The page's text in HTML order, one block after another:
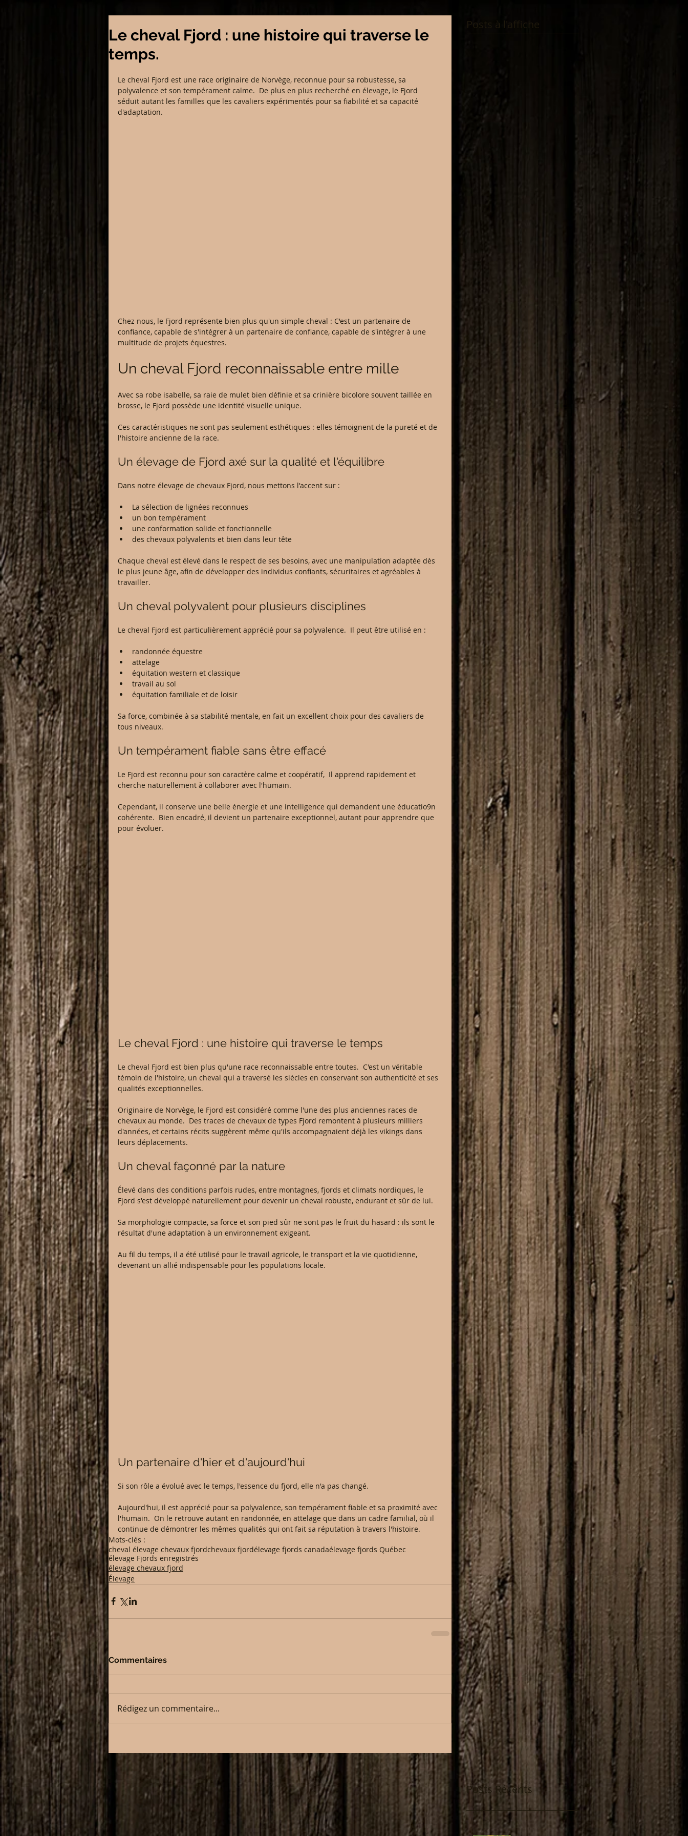
Le cheval Fjord : une histoire qui traverse le
temps.
Le cheval Fjord est une race originaire de Norvège, reconnue pour sa robustesse, sa
polyvalence et son tempérament calme.  De plus en plus recherché en élevage, le Fjord
séduit autant les familles que les cavaliers expérimentés pour sa fiabilité et sa capacité
d'adaptation.
Chez nous, le Fjord représente bien plus qu'un simple cheval : C'est un partenaire de
confiance, capable de s'intégrer à un partenaire de confiance, capable de s'intégrer à une
multitude de projets équestres.
Un cheval Fjord reconnaissable entre mille
Avec sa robe isabelle, sa raie de mulet bien définie et sa crinière bicolore souvent taillée en
brosse, le Fjord possède une identité visuelle unique.
Ces caractéristiques ne sont pas seulement esthétiques : elles témoignent de la pureté et de
l'histoire ancienne de la race.
Un élevage de Fjord axé sur la qualité et l'équilibre
Dans notre élevage de chevaux Fjord, nous mettons l'accent sur :
La sélection de lignées reconnues
un bon tempérament
une conformation solide et fonctionnelle
des chevaux polyvalents et bien dans leur tête
Chaque cheval est élevé dans le respect de ses besoins, avec une manipulation adaptée dès
le plus jeune âge, afin de développer des individus confiants, sécuritaires et agréables à
travailler.
Un cheval polyvalent pour plusieurs disciplines
Le cheval Fjord est particulièrement apprécié pour sa polyvalence.  Il peut être utilisé en :
randonnée équestre
attelage
équitation western et classique
travail au sol
équitation familiale et de loisir
Sa force, combinée à sa stabilité mentale, en fait un excellent choix pour des cavaliers de
tous niveaux.
Un tempérament fiable sans être effacé
Le Fjord est reconnu pour son caractère calme et coopératif,  Il apprend rapidement et
cherche naturellement à collaborer avec l'humain.
Cependant, il conserve une belle énergie et une intelligence qui demandent une éducatio9n
cohérente.  Bien encadré, il devient un partenaire exceptionnel, autant pour apprendre que
pour évoluer.
Le cheval Fjord : une histoire qui traverse le temps
Le cheval Fjord est bien plus qu'une race reconnaissable entre toutes.  C'est un véritable
témoin de l'histoire, un cheval qui a traversé les siècles en conservant son authenticité et ses
qualités exceptionnelles.
Originaire de Norvège, le Fjord est considéré comme l'une des plus anciennes races de
chevaux au monde.  Des traces de chevaux de types Fjord remontent à plusieurs milliers
d'années, et certains récits suggèrent même qu'ils accompagnaient déjà les vikings dans
leurs déplacements.
Un cheval façonné par la nature
Élevé dans des conditions parfois rudes, entre montagnes, fjords et climats nordiques, le
Fjord s'est développé naturellement pour devenir un cheval robuste, endurant et sûr de lui.
Sa morphologie compacte, sa force et son pied sûr ne sont pas le fruit du hasard : ils sont le
résultat d'une adaptation à un environnement exigeant.
Au fil du temps, il a été utilisé pour le travail agricole, le transport et la vie quotidienne,
devenant un allié indispensable pour les populations locale.
Un partenaire d'hier et d'aujourd'hui
Si son rôle a évolué avec le temps, l'essence du fjord, elle n'a pas changé.
Aujourd'hui, il est apprécié pour sa polyvalence, son tempérament fiable et sa proximité avec
l'humain.  On le retrouve autant en randonnée, en attelage que dans un cadre familial, où il
continue de démontrer les mêmes qualités qui ont fait sa réputation à travers l'histoire.
Mots-clés :
cheval élevage chevaux fjordchevaux fjordélevage fjords canadaélevage fjords Québec
élevage Fjords enregistrés
élevage chevaux fjord
Élevage
Commentaires
Rédigez un commentaire...
Posts à l'affiche
Posts Récents